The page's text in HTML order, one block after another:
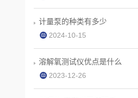
计量泵的种类有多少
2024-10-15
溶解氧测试仪优点是什么
2023-12-26